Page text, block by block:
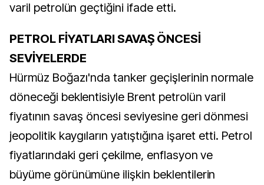
varil petrolün geçtiğini ifade etti.
PETROL FİYATLARI SAVAŞ ÖNCESİ
SEVİYELERDE
Hürmüz Boğazı'nda tanker geçişlerinin normale
döneceği beklentisiyle Brent petrolün varil
fiyatının savaş öncesi seviyesine geri dönmesi
jeopolitik kaygıların yatıştığına işaret etti. Petrol
fiyatlarındaki geri çekilme, enflasyon ve
büyüme görünümüne ilişkin beklentilerin